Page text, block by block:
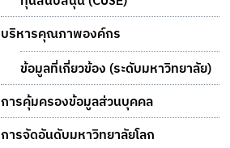
บริหารคุณภาพองค์กร
ข้อมูลที่เกี่ยวข้อง (ระดับมหาวิทยาลัย)
การคุ้มครองข้อมูลส่วนบุคคล
การจัดอันดับมหาวิทยาลัยโลก